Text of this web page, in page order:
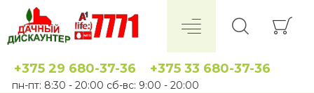
+375 29 680-37-36 +375 33 680-37-36
пн-пт: 8:30 - 20:00 сб-вс: 9:00 - 20:00